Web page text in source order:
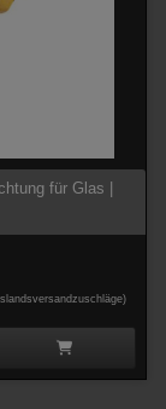
für Glas |